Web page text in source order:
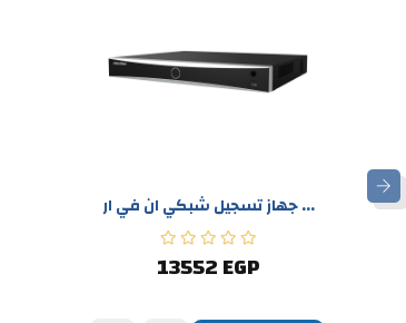
جهاز تسجيل شبكي ان في ار ...
13552 EGP